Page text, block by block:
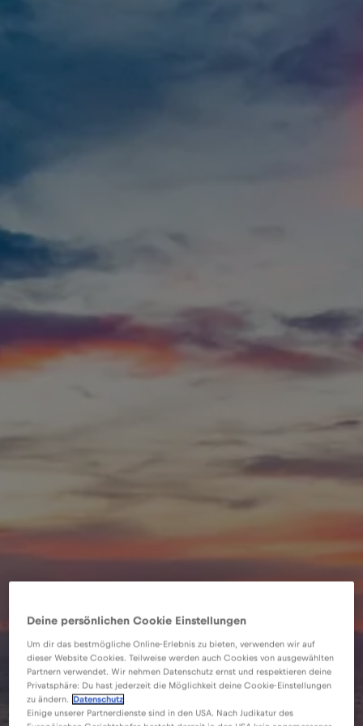
Deine persönlichen Cookie Einstellungen
Um dir das bestmögliche Online-Erlebnis zu bieten, verwenden wir auf
dieser Website Cookies. Teilweise werden auch Cookies von ausgewählten
Partnern verwendet. Wir nehmen Datenschutz ernst und respektieren deine
Privatsphäre: Du hast jederzeit die Möglichkeit deine Cookie-Einstellungen
zu ändern.
Datenschutz
Einige unserer Partnerdienste sind in den USA. Nach Judikatur des